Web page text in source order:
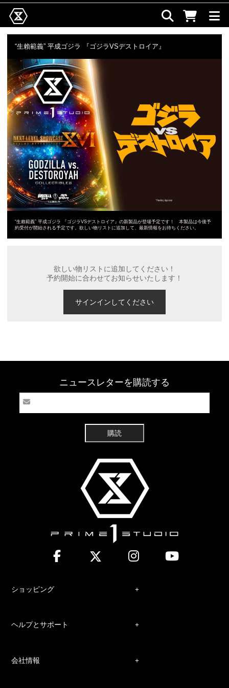
“生賴範義” 平成ゴジラ 『ゴジラVSデストロイア』
“生賴範義” 平成ゴジラ 『ゴジラVSデストロイア』の新製品が登場予定です！ 本製品は今後予
約受付が開始される予定です。欲しい物リストに追加して、最新情報をお待ちください。
欲しい物リストに追加してください！
予約開始に合わせてお知らせいたします！
サインインしてください
ニュースレターを購読する
購読
ショッピング
ヘルプとサポート
会社情報